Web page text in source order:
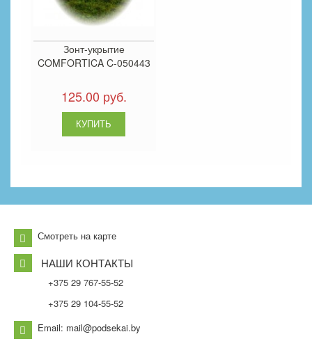
Зонт-укрытие
COMFORTICA C-050443
125.00 руб.
Смотреть на карте
НАШИ КОНТАКТЫ
+375 29 767-55-52
+375 29 104-55-52
Email: mail@podsekai.by